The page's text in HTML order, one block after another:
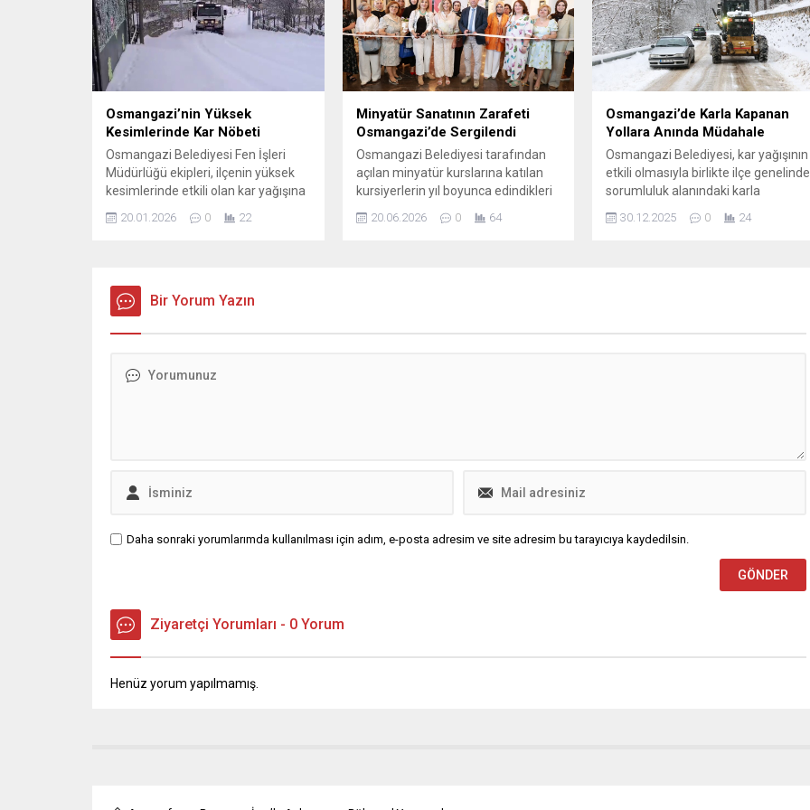
hissettiriyor. Örneğin 15 yaşındaki
bir kız çocuğunun ortalama 67,3 yıl
daha yaşaması beklenirken,...
bölgelerde hava savunmasının
yoğun bir şekilde harekete geçtiğini
bildirdi. Vali Aleksandr Beglov, 6
milyon nüfuslu...
birbirinden özel etkinlikleri çocuklar
ile buluşturuyor. Bu etkinlikler
kapsamında ‘Küçük kramponlar
büyük yıldızlara dönüşüyor’
sloganıyla...
Osmangazi’nin Yüksek
Kesimlerinde Kar Nöbeti
Osmangazi Belediyesi Fen İşleri
Müdürlüğü ekipleri, ilçenin yüksek
kesimlerinde etkili olan kar yağışına
karşı hızlı ve koordineli bir şekilde
harekete geçti. Kar yağışının ulaşımı
Elmaçukuru mahallelerinde yoğun
bir karla mücadele çalışması
gerçekleştirdi. Osmangazi
özellikle...
20.01.2026 0 22
Minyatür Sanatının Zarafeti
Osmangazi’de Sergilendi
Osmangazi Belediyesi tarafından
açılan minyatür kurslarına katılan
kursiyerlerin yıl boyunca edindikleri
bilgi ve becerilerle hazırladıkları
eserlerden oluşan “Minyatür
tarihçesi, desen oluşturma
20.06.2026 0 64
Osmangazi’de Karla Kapanan
Yollara Anında Müdahale
Osmangazi Belediyesi, kar yağışının
etkili olmasıyla birlikte ilçe genelinde
sorumluluk alanındaki karla
kapanan yollara anında müdahale
ederek ulaşımda herhangi bir
yolları açmak için harekete geçti.
30.12.2025 0 24
Bir Yorum Yazın
Daha sonraki yorumlarımda kullanılması için adım, e-posta adresim ve site adresim bu tarayıcıya kaydedilsin.
Ziyaretçi Yorumları - 0 Yorum
Henüz yorum yapılmamış.